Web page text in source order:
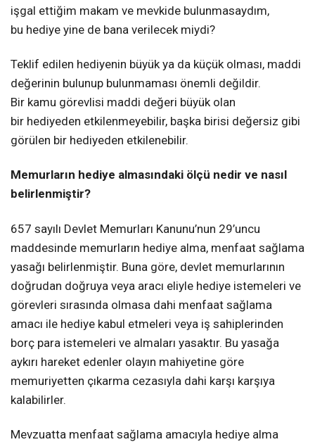
işgal ettiğim makam ve mevkide bulunmasaydım,
bu hediye yine de bana verilecek miydi?
Teklif edilen hediyenin büyük ya da küçük olması, maddi
değerinin bulunup bulunmaması önemli değildir.
Bir kamu görevlisi maddi değeri büyük olan
bir hediyeden etkilenmeyebilir, başka birisi değersiz gibi
görülen bir hediyeden etkilenebilir.
Memurların hediye almasındaki ölçü nedir ve nasıl
belirlenmiştir?
657 sayılı Devlet Memurları Kanunu’nun 29’uncu
maddesinde memurların hediye alma, menfaat sağlama
yasağı belirlenmiştir. Buna göre, devlet memurlarının
doğrudan doğruya veya aracı eliyle hediye istemeleri ve
görevleri sırasında olmasa dahi menfaat sağlama
amacı ile hediye kabul etmeleri veya iş sahiplerinden
borç para istemeleri ve almaları yasaktır. Bu yasağa
aykırı hareket edenler olayın mahiyetine göre
memuriyetten çıkarma cezasıyla dahi karşı karşıya
kalabilirler.
Mevzuatta menfaat sağlama amacıyla hediye alma